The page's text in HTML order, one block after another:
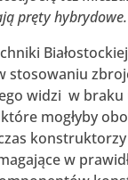
pręty hybrydowe.
stosowaniu
widzi w braku
mogłyby
w